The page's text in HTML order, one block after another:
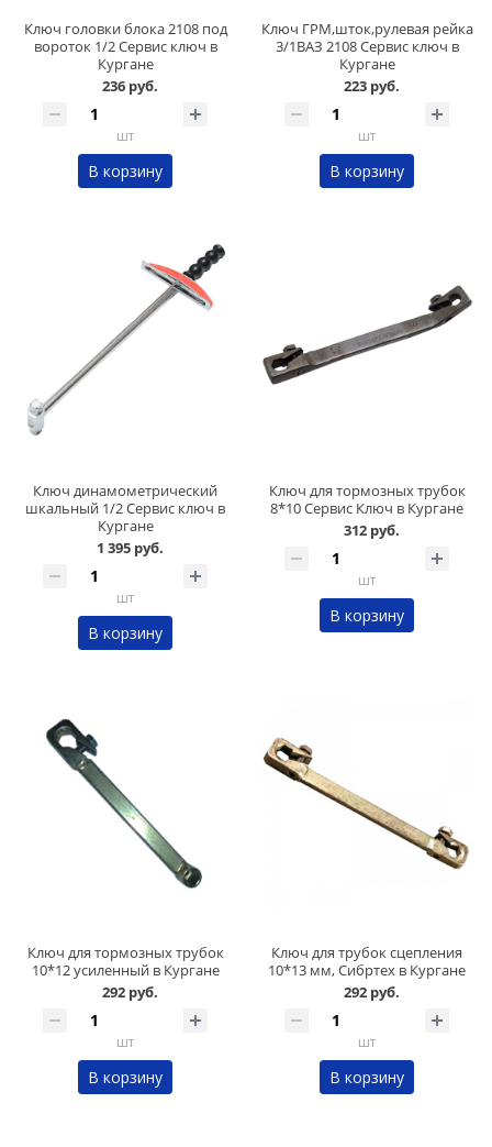
Ключ головки блока 2108 под
вороток 1/2 Сервис ключ в
Кургане
236 руб.
шт
В корзину
Ключ ГРМ,шток,рулевая рейка
3/1ВАЗ 2108 Сервис ключ в
Кургане
223 руб.
шт
В корзину
Ключ динамометрический
шкальный 1/2 Сервис ключ в
Кургане
1 395 руб.
шт
В корзину
Ключ для тормозных трубок
8*10 Сервис Ключ в Кургане
312 руб.
шт
В корзину
Ключ для тормозных трубок
10*12 усиленный в Кургане
292 руб.
шт
В корзину
Ключ для трубок сцепления
10*13 мм, Сибртех в Кургане
292 руб.
шт
В корзину